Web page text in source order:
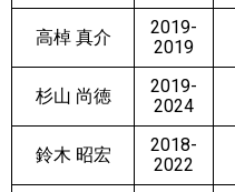
高棹 真介
2019-
2019
杉山 尚徳
2019-
2024
鈴木 昭宏
2018-
2022